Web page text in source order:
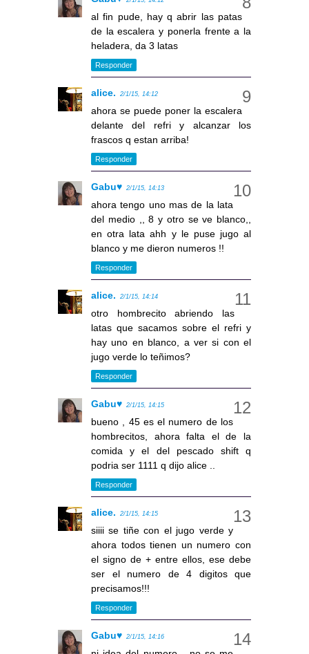
al fin pude, hay q abrir las patas
de la escalera y ponerla frente a la
heladera, da 3 latas
Responder
alice. 2/1/15, 14:12
ahora se puede poner la escalera
delante del refri y alcanzar los
frascos q estan arriba!
Responder
Gabu♥ 2/1/15, 14:13
ahora tengo uno mas de la lata
del medio ,, 8 y otro se ve blanco,,
en otra lata ahh y le puse jugo al
blanco y me dieron numeros !!
Responder
alice. 2/1/15, 14:14
otro hombrecito abriendo las
latas que sacamos sobre el refri y
hay uno en blanco, a ver si con el
jugo verde lo teñimos?
Responder
Gabu♥ 2/1/15, 14:15
bueno , 45 es el numero de los
hombrecitos, ahora falta el de la
comida y el del pescado shift q
podria ser 1111 q dijo alice ..
Responder
alice. 2/1/15, 14:15
siiii se tiñe con el jugo verde y
ahora todos tienen un numero con
el signo de + entre ellos, ese debe
ser el numero de 4 digitos que
precisamos!!!
Responder
Gabu♥ 2/1/15, 14:16